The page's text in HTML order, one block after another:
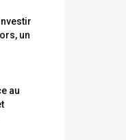
un
au